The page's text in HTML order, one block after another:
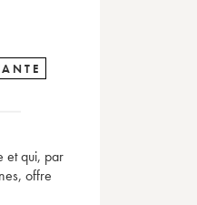
et qui, par
offre